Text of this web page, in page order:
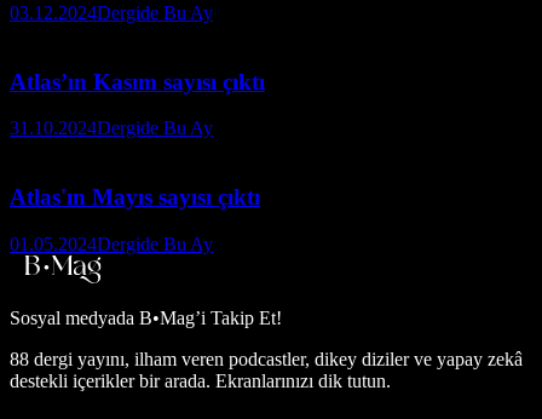
03.12.2024Dergide Bu Ay
Atlas’ın Kasım sayısı çıktı
31.10.2024Dergide Bu Ay
Atlas'ın Mayıs sayısı çıktı
01.05.2024Dergide Bu Ay
Sosyal medyada B•Mag’i Takip Et!
88 dergi yayını, ilham veren podcastler, dikey diziler ve yapay zekâ
destekli içerikler bir arada. Ekranlarınızı dik tutun.